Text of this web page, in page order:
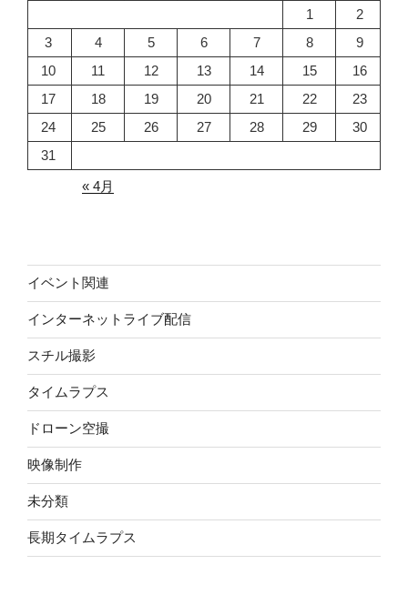
1
2
3
4 5 6 7 8
9
10
11 12 13 14 15
16
17
18 19 20 21 22
23
24
25 26 27 28 29
30
31
« 4月
イベント関連
インターネットライブ配信
スチル撮影
タイムラプス
ドローン空撮
映像制作
未分類
長期タイムラプス